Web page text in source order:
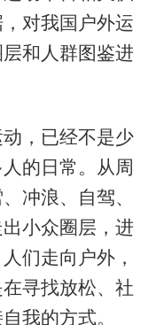
对我国户外运
和人群图鉴进
，已经不是少
的日常。从周
冲浪、自驾、
小众圈层，进
们走向户外，
寻找放松、社
我的方式。